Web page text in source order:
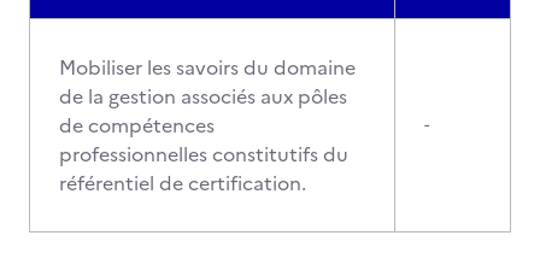
Mobiliser les savoirs du domaine
de la gestion associés aux pôles
de compétences
professionnelles constitutifs du
référentiel de certification.
-